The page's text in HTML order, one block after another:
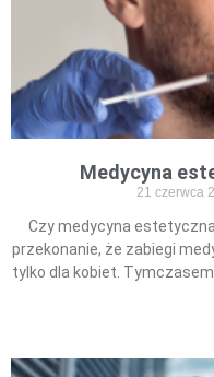
Medycyna
21 czerwca
Czy medycyna
przekonanie, że zabiegi
tylko dla kobiet.